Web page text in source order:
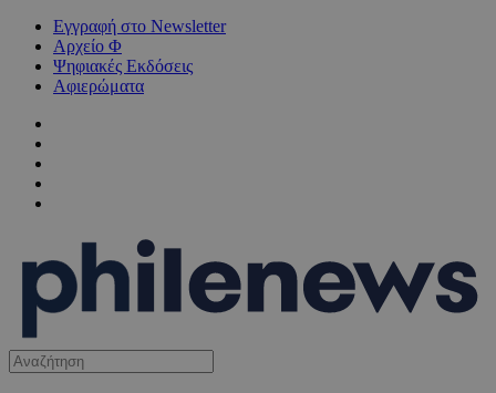
Εγγραφή στο Newsletter
Αρχείο Φ
Ψηφιακές Εκδόσεις
Αφιερώματα